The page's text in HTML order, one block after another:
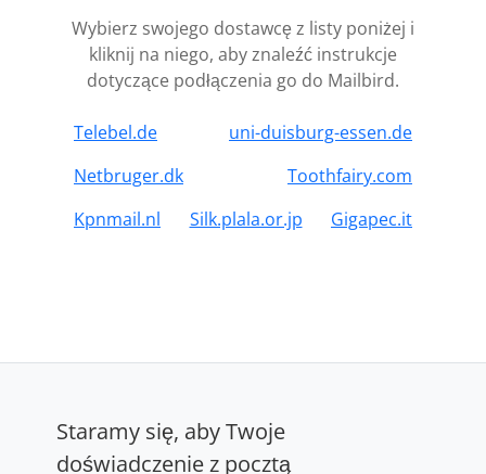
Wybierz swojego dostawcę z listy poniżej i
kliknij na niego, aby znaleźć instrukcje
dotyczące podłączenia go do Mailbird.
Telebel.de
uni-duisburg-essen.de
Netbruger.dk
Toothfairy.com
Kpnmail.nl
Silk.plala.or.jp Gigapec.it
Staramy się, aby Twoje
doświadczenie z pocztą